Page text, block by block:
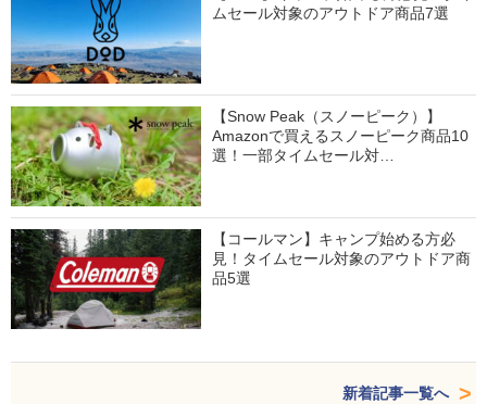
ムセール対象のアウトドア商品7選
【Snow Peak（スノーピーク）】
Amazonで買えるスノーピーク商品10
選！一部タイムセール対…
【コールマン】キャンプ始める方必
見！タイムセール対象のアウトドア商
品5選
新着記事一覧へ